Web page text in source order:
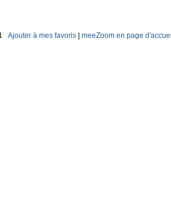
Ajouter à mes favoris meeZoom en page